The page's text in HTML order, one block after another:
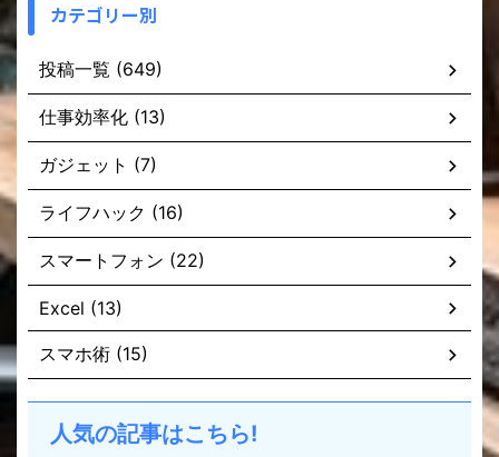
カテゴリー別
投稿一覧 (649)
仕事効率化 (13)
ガジェット (7)
ライフハック (16)
スマートフォン (22)
Excel (13)
スマホ術 (15)
人気の記事はこちら!